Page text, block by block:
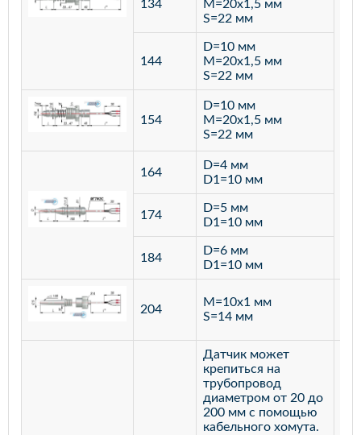
134
M=20х1,5 мм
S=22 мм
144
D=10 мм
M=20х1,5 мм
S=22 мм
154
D=10 мм
M=20х1,5 мм
S=22 мм
164
D=4 мм
D1=10 мм
174
D=5 мм
D1=10 мм
184
D=6 мм
D1=10 мм
204
M=10х1 мм
S=14 мм
Датчик может
крепиться на
трубопровод
диаметром от 20 до
200 мм с помощью
кабельного хомута.